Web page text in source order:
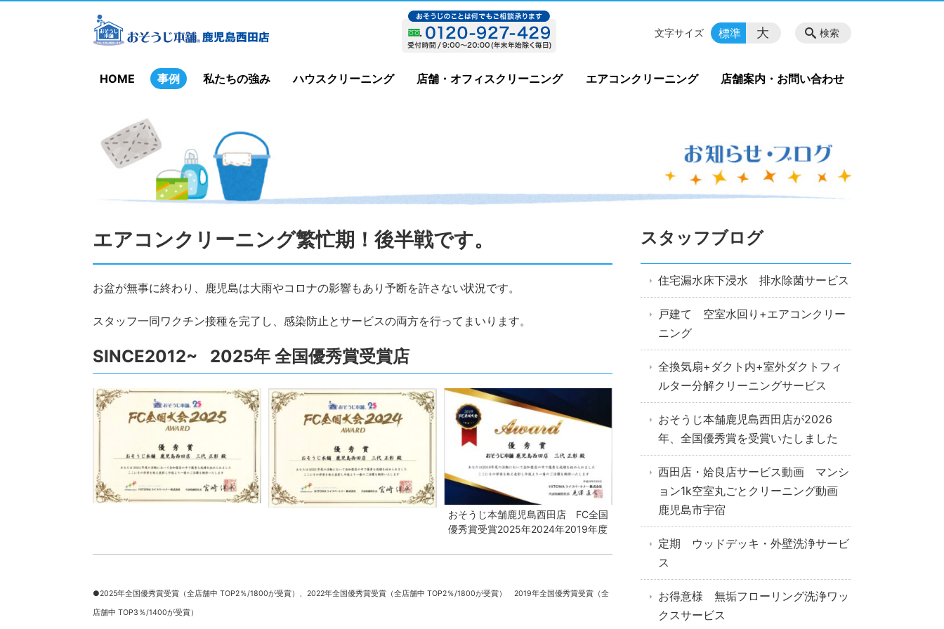
HOME 事例 私たちの強み ハウスクリーニング 店舗・オフィスクリーニング エアコンクリーニング 店舗案内・お問い合わせ
検索
文字サイズ 標準 大
エアコンクリーニング繁忙期！後半戦です。
お盆が無事に終わり、鹿児島は大雨やコロナの影響もあり予断を許さない状況です。
スタッフ一同ワクチン接種を完了し、感染防止とサービスの両方を行ってまいります。
SINCE2012~ 2025年 全国優秀賞受賞店
おそうじ本舗鹿児島西田店 FC全国
優秀賞受賞2025年2024年2019年度
●2025年全国優秀賞受賞（全店舗中 TOP2％/1800が受賞）、 2022年全国優秀賞受賞（全店舗中 TOP2％/1800が受賞） 2019年全国優秀賞受賞（全
店舗中 TOP3％/1400が受賞）
スタッフブログ
住宅漏水床下浸水 排水除菌サービス
戸建て 空室水回り+エアコンクリー
ニング
全換気扇+ダクト内+室外ダクトフィ
ルター分解クリーニングサービス
おそうじ本舗鹿児島西田店が2026
年、全国優秀賞を受賞いたしました
西田店・姶良店サービス動画 マンシ
ョン1k空室丸ごとクリーニング動画
鹿児島市宇宿
定期 ウッドデッキ・外壁洗浄サービ
ス
お得意様 無垢フローリング洗浄ワッ
クスサービス